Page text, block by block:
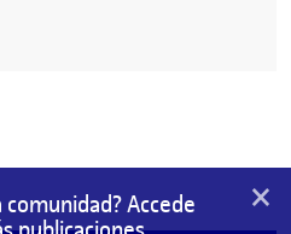
Accede
×